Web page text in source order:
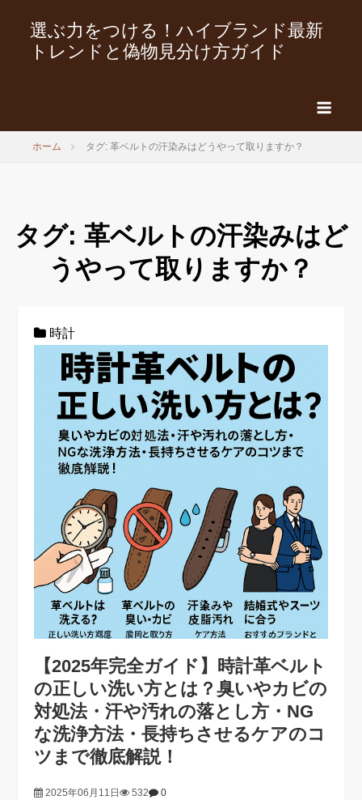
選ぶ力をつける！ハイブランド最新
トレンドと偽物見分け方ガイド
ホーム タグ: 革ベルトの汗染みはどうやって取りますか？
タグ: 革ベルトの汗染みはど
うやって取りますか？
時計
【2025年完全ガイド】時計革ベルト
の正しい洗い方とは？臭いやカビの
対処法・汗や汚れの落とし方・NG
な洗浄方法・長持ちさせるケアのコ
ツまで徹底解説！
2025年06月11日 532 0